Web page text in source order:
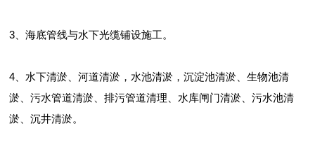
3、海底管线与水下光缆铺设施工。
4、水下清淤、河道清淤，水池清淤，沉淀池清淤、生物池清
淤、污水管道清淤、排污管道清理、水库闸门清淤、污水池清
淤、沉井清淤。